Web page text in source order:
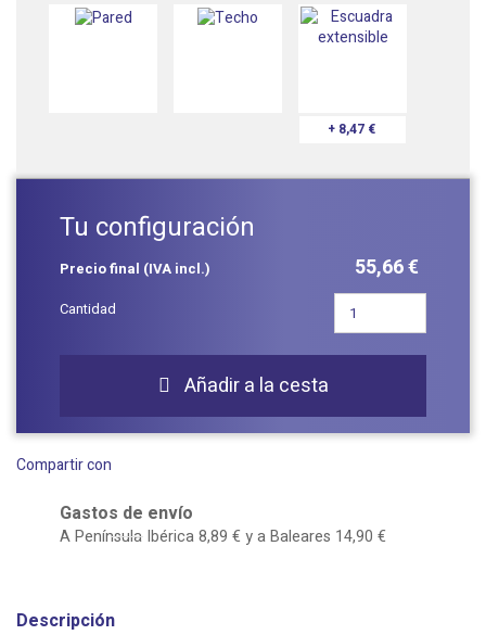
+ 8,47 €
Tu configuración
Precio final (IVA incl.) 55,66 €
Cantidad
 Añadir a la cesta
Compartir con
Gastos de envío
A Península Ibérica 8,89 € y a Baleares 14,90 €
Descripción